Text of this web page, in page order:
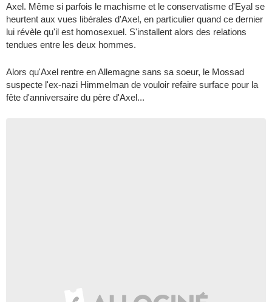
Axel. Même si parfois le machisme et le conservatisme d'Eyal se
heurtent aux vues libérales d'Axel, en particulier quand ce dernier
lui révèle qu'il est homosexuel. S'installent alors des relations
tendues entre les deux hommes.
Alors qu'Axel rentre en Allemagne sans sa soeur, le Mossad
suspecte l'ex-nazi Himmelman de vouloir refaire surface pour la
fête d'anniversaire du père d'Axel...